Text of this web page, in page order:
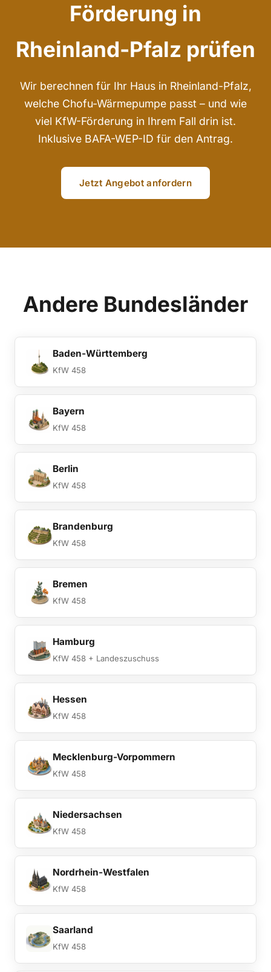
Förderung in
Rheinland-Pfalz prüfen
Wir berechnen für Ihr Haus in Rheinland-Pfalz,
welche Chofu-Wärmepumpe passt – und wie
viel KfW-Förderung in Ihrem Fall drin ist.
Inklusive BAFA-WEP-ID für den Antrag.
Jetzt Angebot anfordern
Andere Bundesländer
Baden-Württemberg
KfW 458
Bayern
KfW 458
Berlin
KfW 458
Brandenburg
KfW 458
Bremen
KfW 458
Hamburg
KfW 458 + Landeszuschuss
Hessen
KfW 458
Mecklenburg-Vorpommern
KfW 458
Niedersachsen
KfW 458
Nordrhein-Westfalen
KfW 458
Saarland
KfW 458